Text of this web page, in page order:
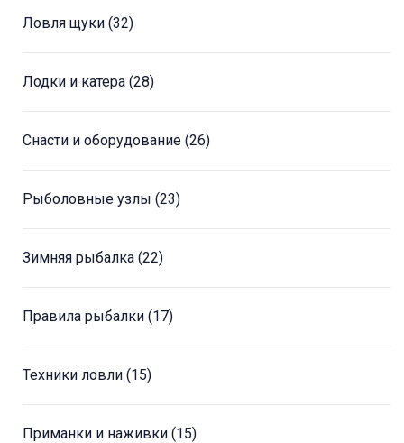
Ловля щуки (32)
Лодки и катера (28)
Снасти и оборудование (26)
Рыболовные узлы (23)
Зимняя рыбалка (22)
Правила рыбалки (17)
Техники ловли (15)
Приманки и наживки (15)